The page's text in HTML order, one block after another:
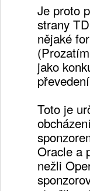
Je proto
strany
nějaké
jako
Toto je
Oracle a
nežli